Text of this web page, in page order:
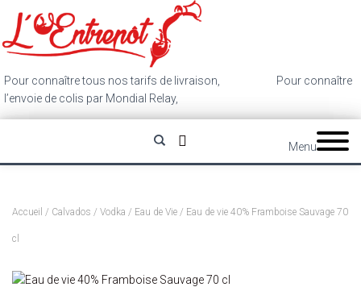
Pour connaître tous nos tarifs de livraison,
Pour connaître
l’envoie de colis par Mondial Relay,
Menu
Accueil / Calvados / Vodka / Eau de Vie / Eau de vie 40% Framboise Sauvage 70
cl